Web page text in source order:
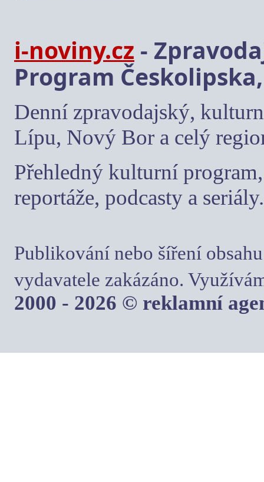
i-noviny.cz -
Program
Denní zpravodajský,
Lípu, Nový Bor a celý
Přehledný kulturní
reportáže, podcasty a seriály.
Publikování nebo šíření
vydavatele zakázáno.
2000 - 2026 © reklamní